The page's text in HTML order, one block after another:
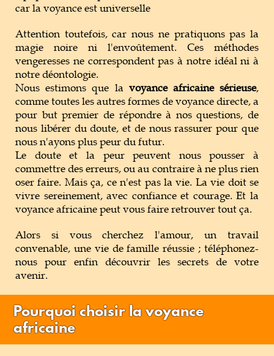
car la voyance est universelle
Attention toutefois, car nous ne pratiquons pas la
magie noire ni l'envoûtement. Ces méthodes
vengeresses ne correspondent pas à notre idéal ni à
notre déontologie.
Nous estimons que la voyance africaine sérieuse,
comme toutes les autres formes de voyance directe, a
pour but premier de répondre à nos questions, de
nous libérer du doute, et de nous rassurer pour que
nous n'ayons plus peur du futur.
Le doute et la peur peuvent nous pousser à
commettre des erreurs, ou au contraire à ne plus rien
oser faire. Mais ça, ce n'est pas la vie. La vie doit se
vivre sereinement, avec confiance et courage. Et la
voyance africaine peut vous faire retrouver tout ça.
Alors si vous cherchez l'amour, un travail
convenable, une vie de famille réussie ; téléphonez-
nous pour enfin découvrir les secrets de votre
avenir.
Pourquoi choisir la voyance
africaine